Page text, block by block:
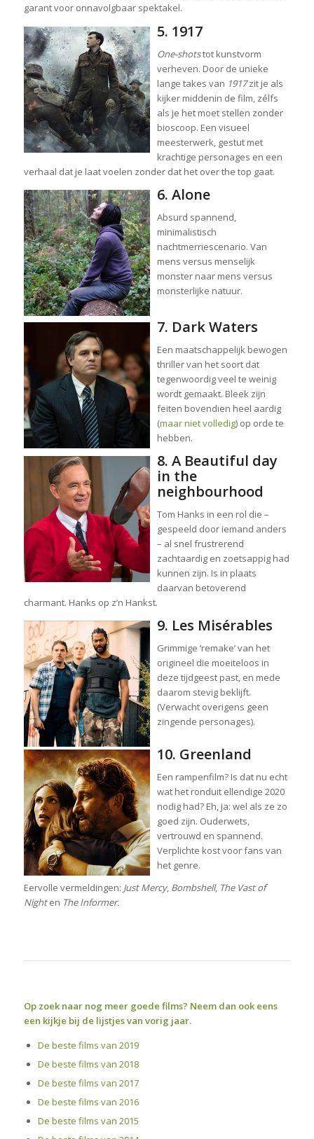
garant voor onnavolgbaar spektakel.
5. 1917
One-shotstot kunstvorm
verheven. Door de unieke
lange takes van 1917zit je als
kijker middenin de film, zélfs
als je het moet stellen zonder
bioscoop. Een visueel
meesterwerk, gestut met
krachtige personages en een
verhaal dat je laat voelen zonder dat het over the top gaat.
6. Alone
Absurd spannend,
minimalistisch
nachtmerriescenario. Van
mens versus menselijk
monster naar mens versus
monsterlijke natuur.
7. Dark Waters
Een maatschappelijk bewogen
thriller van het soort dat
tegenwoordig veel te weinig
wordt gemaakt. Bleek zijn
feiten bovendien heel aardig
(maar niet volledig) op orde te
hebben.
8. A Beautiful day
in the
neighbourhood
Tom Hanks in een rol die –
gespeeld door iemand anders
– al snel frustrerend
zachtaardig en zoetsappig had
kunnen zijn. Is in plaats
daarvan betoverend
charmant. Hanks op z’n Hankst.
9. Les Misérables
Grimmige ‘remake’ van het
origineel die moeiteloos in
deze tijdgeest past, en mede
daarom stevig beklijft.
(Verwacht overigens geen
zingende personages).
10. Greenland
Een rampenfilm? Is dat nu echt
wat het ronduit ellendige 2020
nodig had? Eh, ja: wel als ze zo
goed zijn. Ouderwets,
vertrouwd en spannend.
Verplichte kost voor fans van
het genre.
Eervolle vermeldingen: Just Mercy, Bombshell, The Vast of
Nighten The Informer.
Op zoek naar nog meer goede films? Neem dan ook eens
een kijkje bij de lijstjes van vorig jaar.
De beste films van 2019
De beste films van 2018
De beste films van 2017
De beste films van 2016
De beste films van 2015